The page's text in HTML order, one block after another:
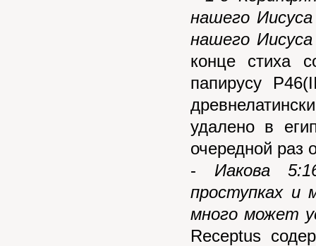
нашего
нашего
конце стиха
папирусу
удалено в
очередной раз
- Иакова
проступках и
много может
Receptus